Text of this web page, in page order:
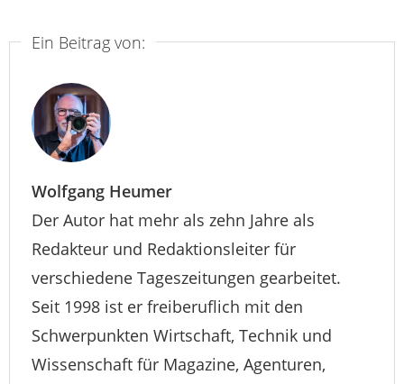
Ein Beitrag von:
Wolfgang Heumer
Der Autor hat mehr als zehn Jahre als
Redakteur und Redaktionsleiter für
verschiedene Tageszeitungen gearbeitet.
Seit 1998 ist er freiberuflich mit den
Schwerpunkten Wirtschaft, Technik und
Wissenschaft für Magazine, Agenturen,